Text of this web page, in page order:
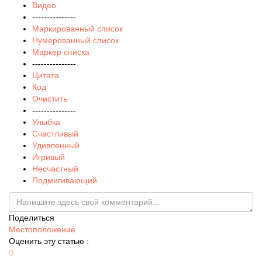
Видео
---------------
Маркированный список
Нумерованный список
Маркер списка
---------------
Цитата
Код
Очистить
---------------
Улыбка
Счастливый
Удивленный
Игривый
Несчастный
Подмигивающий
Поделиться
Местоположение
Оценить эту статью :
0